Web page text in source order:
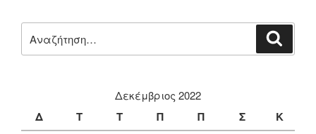
για:
Δεκέμβριος 2022
Δ Τ Τ Π Π Σ Κ